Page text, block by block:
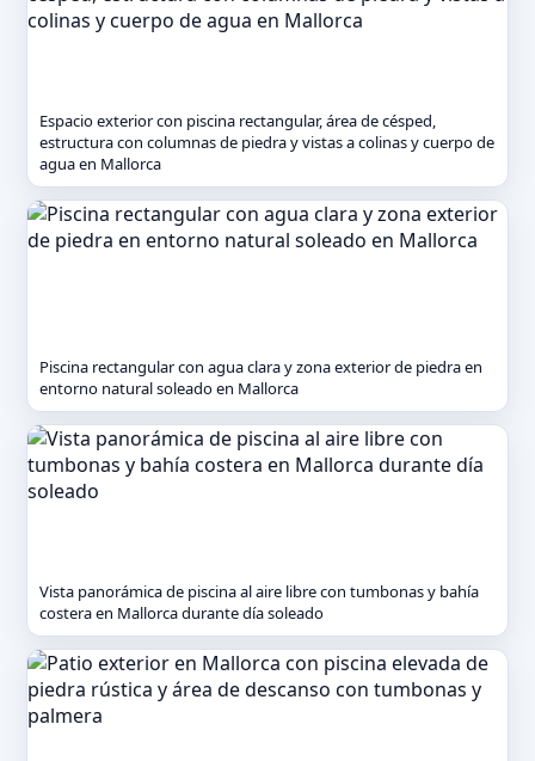
Espacio exterior con piscina rectangular, área de césped,
estructura con columnas de piedra y vistas a colinas y cuerpo de
agua en Mallorca
Piscina rectangular con agua clara y zona exterior de piedra en
entorno natural soleado en Mallorca
Vista panorámica de piscina al aire libre con tumbonas y bahía
costera en Mallorca durante día soleado